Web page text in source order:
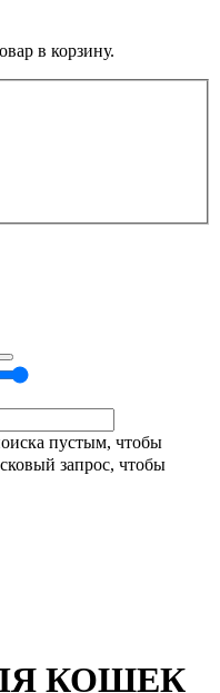
в корзину.
пустым, чтобы
запрос, чтобы
КОШЕК